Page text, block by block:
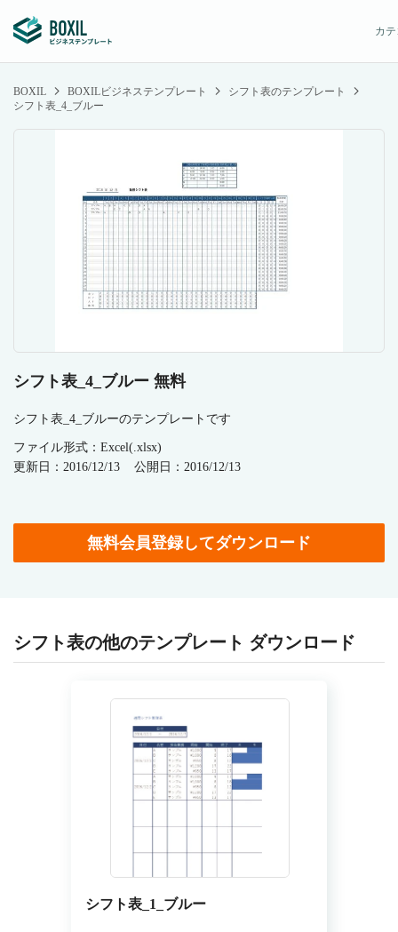
カ
BOXIL BOXILビジネステンプレート
シフト表のテンプレート
シフト表_4_ブルー
シフト表_4_ブルー 無料
シフト表_4_ブルーのテンプレートです
ファイル形式：Excel(.xlsx)
更新日：2016/12/13
公開日：2016/12/13
無料会員登録してダウンロード
シフト表の他のテンプレート ダウンロード
シフト表_1_ブルー